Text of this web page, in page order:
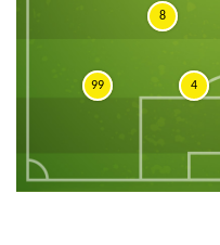
4
99
8